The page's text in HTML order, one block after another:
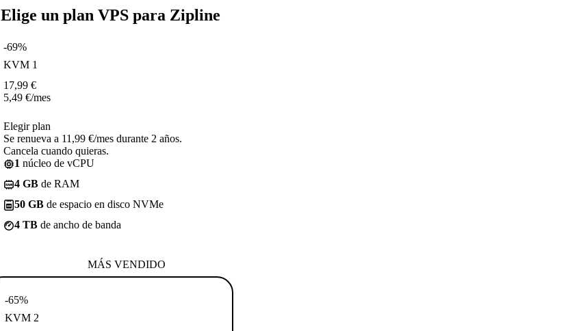
Elige un plan VPS para Zipline
-69%
KVM 1
17,99 €
5,49 €/mes
Elegir plan
Se renueva a 11,99 €/mes durante 2 años.
Cancela cuando quieras.
1 núcleo de vCPU
4 GB de RAM
50 GB de espacio en disco NVMe
4 TB de ancho de banda
MÁS VENDIDO
-65%
KVM 2